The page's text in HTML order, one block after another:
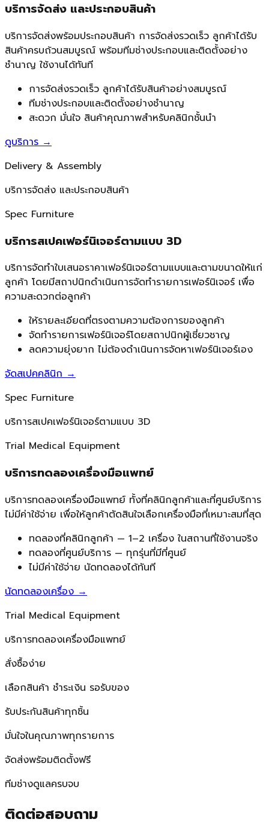
บริการจัดส่ง และประกอบสินค้า
บริการจัดส่งพร้อมประกอบสินค้า การจัดส่งรวดเร็ว ลูกค้าได้รับ
สินค้าครบถ้วนสมบูรณ์ พร้อมทีมช่างประกอบและติดตั้งอย่าง
ชำนาญ ใช้งานได้ทันที
การจัดส่งรวดเร็ว ลูกค้าได้รับสินค้าอย่างสมบูรณ์
ทีมช่างประกอบและติดตั้งอย่างชำนาญ
สะดวก มั่นใจ สินค้าคุณภาพสำหรับคลินิกชั้นนำ
ดูบริการ→
Delivery & Assembly
บริการจัดส่ง และประกอบสินค้า
Spec Furniture
บริการสเปคเฟอร์นิเจอร์ตามแบบ 3D
บริการจัดทำใบเสนอราคาเฟอร์นิเจอร์ตามแบบและตามขนาดให้แก่
ลูกค้า โดยมีสถาปนิกดำเนินการจัดทำรายการเฟอร์นิเจอร์ เพื่อ
ความสะดวกต่อลูกค้า
ให้รายละเอียดที่ตรงตามความต้องการของลูกค้า
จัดทำรายการเฟอร์นิเจอร์โดยสถาปนิกผู้เชี่ยวชาญ
ลดความยุ่งยาก ไม่ต้องดำเนินการจัดหาเฟอร์นิเจอร์เอง
จัดสเปคคลินิก→
Spec Furniture
บริการสเปคเฟอร์นิเจอร์ตามแบบ 3D
Trial Medical Equipment
บริการทดลองเครื่องมือแพทย์
บริการทดลองเครื่องมือแพทย์ ทั้งที่คลินิกลูกค้าและที่ศูนย์บริการ
ไม่มีค่าใช้จ่าย เพื่อให้ลูกค้าตัดสินใจเลือกเครื่องมือที่เหมาะสมที่สุด
ทดลองที่คลินิกลูกค้า — 1–2 เครื่อง ในสถานที่ใช้งานจริง
ทดลองที่ศูนย์บริการ — ทุกรุ่นที่มีที่ศูนย์
ไม่มีค่าใช้จ่าย นัดทดลองได้ทันที
นัดทดลองเครื่อง →
Trial Medical Equipment
บริการทดลองเครื่องมือแพทย์
สั่งซื้อง่าย
เลือกสินค้า ชำระเงิน รอรับของ
รับประกันสินค้าทุกชิ้น
มั่นใจในคุณภาพทุกรายการ
จัดส่งพร้อมติดตั้งฟรี
ทีมช่างดูแลครบจบ
ติดต่อสอบถาม